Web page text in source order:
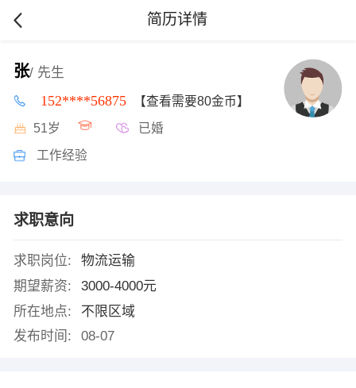
简历详情
张/ 先生
152****56875 【查看需要80金币】
51岁 已婚
工作经验
求职意向
求职岗位:
物流运输
期望薪资:
3000-4000元
所在地点:
不限区域
发布时间:
08-07